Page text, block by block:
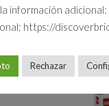
información
https://
Rechazar